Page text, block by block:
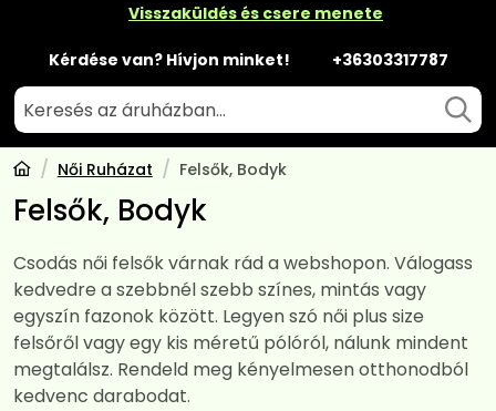
Visszaküldés és csere menete
Kérdése van? Hívjon minket! +36303317787
Női Ruházat Felsők, Bodyk
Felsők, Bodyk
Csodás női felsők várnak rád a webshopon. Válogass
kedvedre a szebbnél szebb színes, mintás vagy
egyszín fazonok között. Legyen szó női plus size
felsőről vagy egy kis méretű pólóról, nálunk mindent
megtalálsz. Rendeld meg kényelmesen otthonodból
kedvenc darabodat.